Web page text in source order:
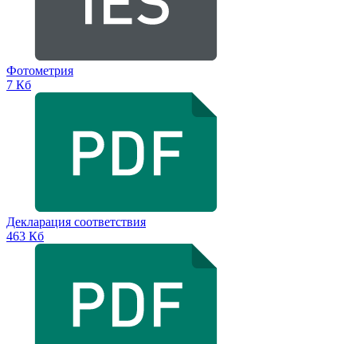
Фотометрия
7 Кб
Декларация соответствия
463 Кб